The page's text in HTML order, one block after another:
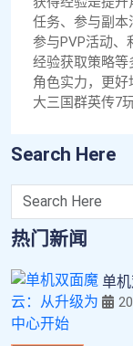
任务、参与副本
参与PVP活动、
经验获取策略
角色实力，更
大三国群英传7玩
Search Here
热门新闻
单